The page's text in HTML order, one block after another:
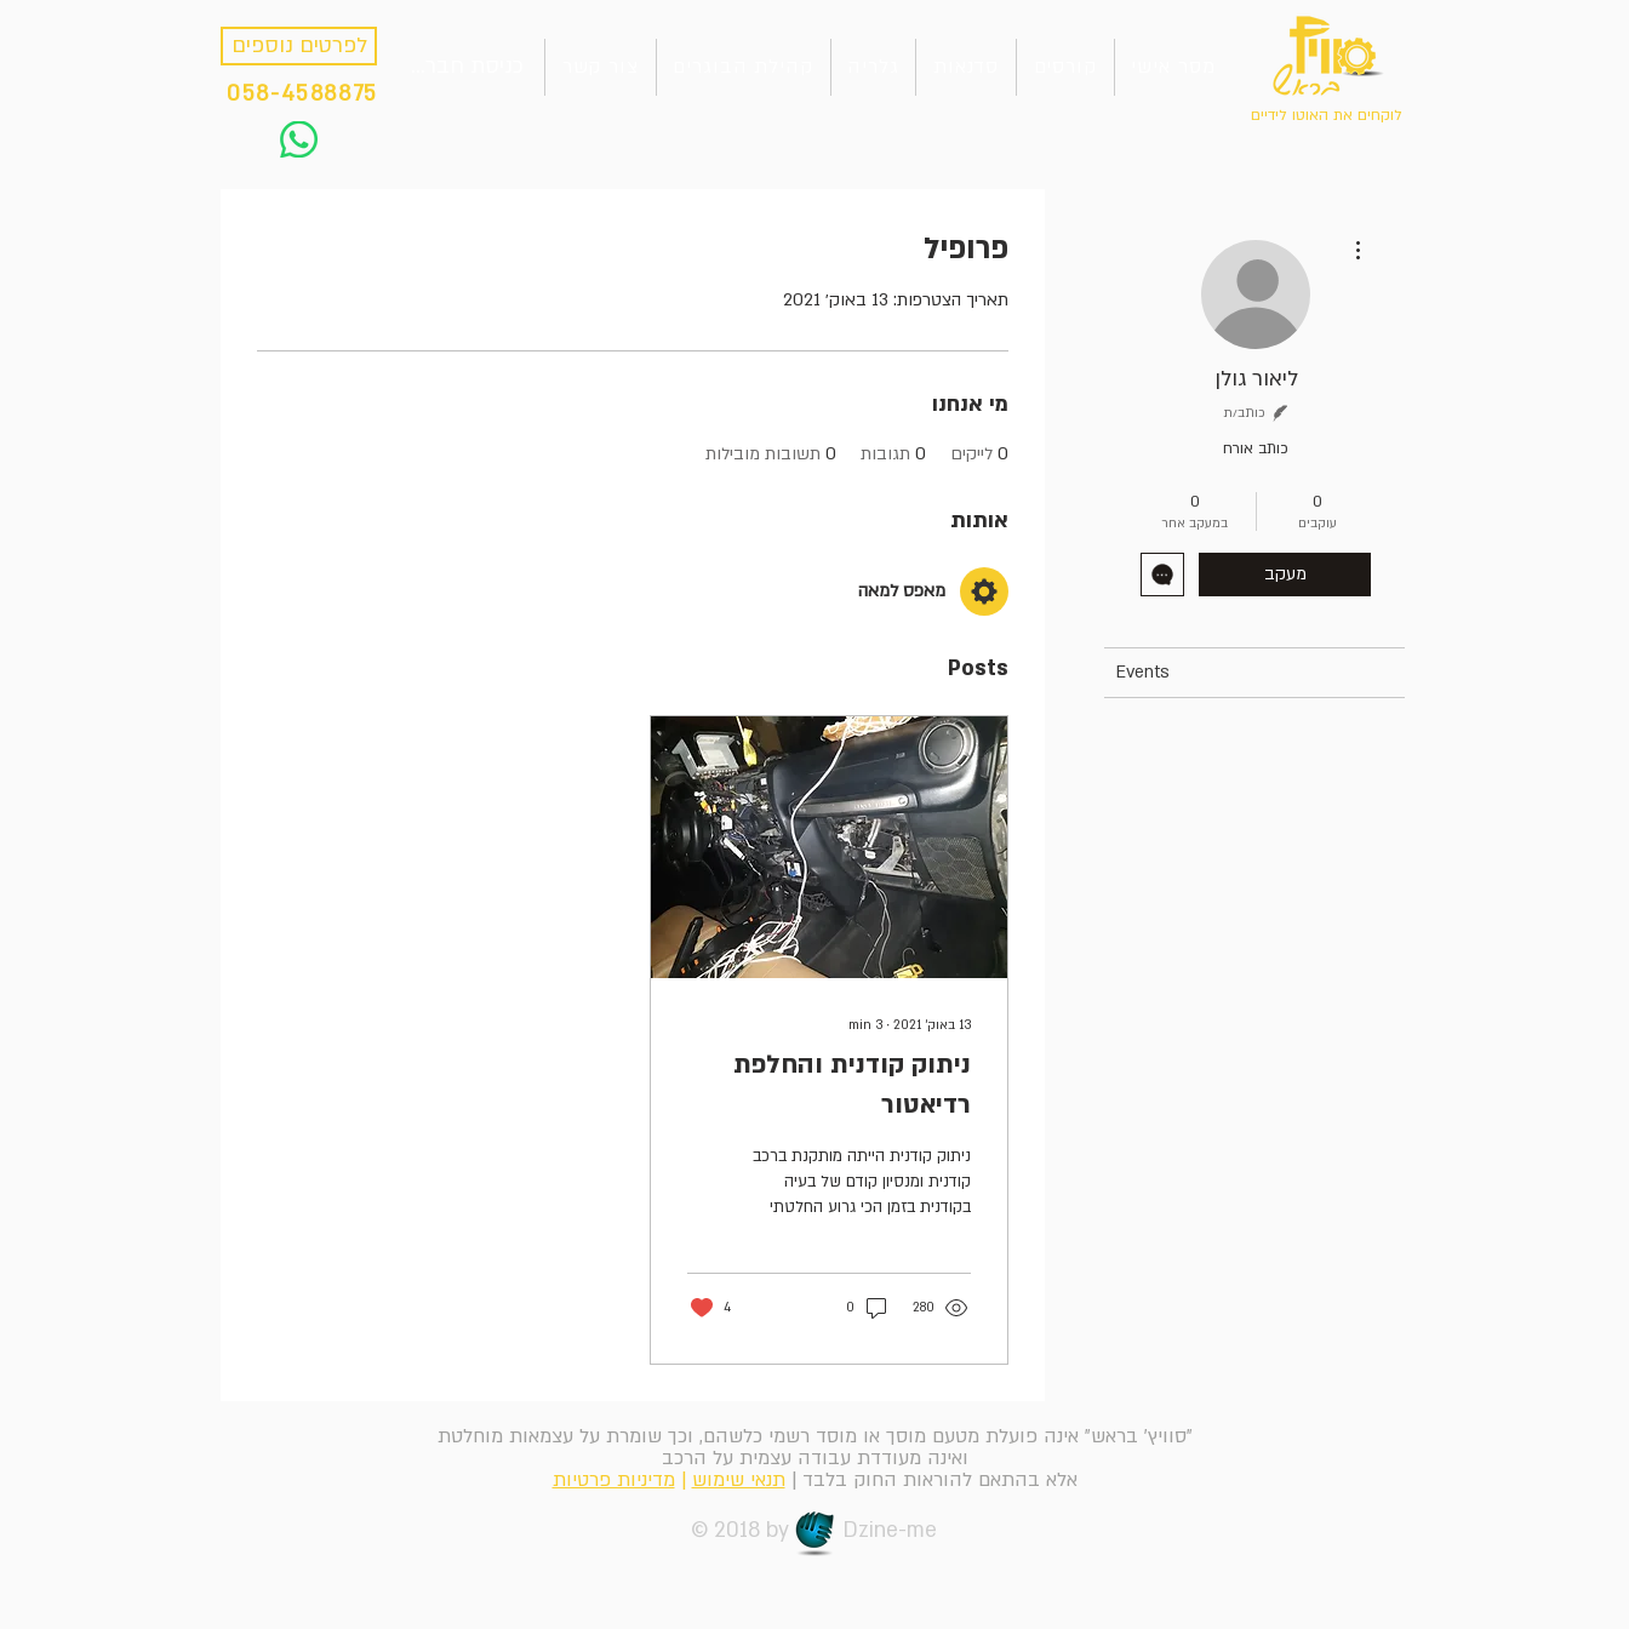
לוקחים את האוטו לידיים
לפרטים נוספים
058-4588875
פרופיל
תאריך הצטרפות: 13 באוק׳ 2021
מי אנחנו
0 לייקים 0 תגובות 0 תשובות מובילות
אותות
מאפס למאה
Posts
13 באוק׳ 2021 ∙
3
min
ניתוק קודנית והחלפת
רדיאטור
ניתוק קודנית הייתה מותקנת ברכב
קודנית ומנסיון קודם של בעיה
בקודנית בזמן הכי גרוע החלטתי
280
0
4
ליאור גולן
כותב/ת
כותב אורח
0
עוקבים
0
במעקב אחר
מעקב
Events
"סוויץ' בראש" אינה פועלת מטעם מוסך או מוסד רשמי כלשהם, וכך שומרת על עצמאות מוחלטת
ואינה מעודדת עבודה עצמית על הרכב
אלא בהתאם להוראות החוק בלבד |תנאי שימוש | מדיניות פרטיות
© 2018 by Dzine-me